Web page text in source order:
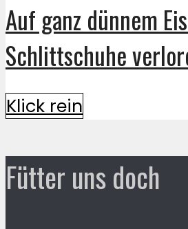
Auf ganz dünnem
Schlittschuhe
Klick rein
Fütter uns doch